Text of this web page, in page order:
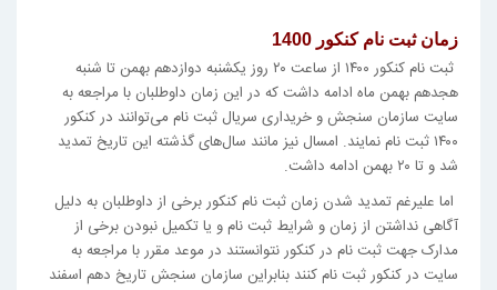
زمان ثبت نام کنکور 1400
ثبت نام کنکور ۱۴۰۰ از ساعت ۲۰ روز یکشنبه دوازدهم بهمن تا شنبه
هجدهم بهمن ماه ادامه داشت که در این زمان داوطلبان با مراجعه به
سایت سازمان سنجش و خریداری سریال ثبت نام می‌توانند در کنکور
۱۴۰۰ ثبت نام نمایند. امسال نیز مانند سال‌های گذشته این تاریخ تمدید
شد و تا ۲۰ بهمن ادامه داشت.
اما علیرغم تمدید شدن زمان ثبت نام کنکور برخی از داوطلبان به دلیل
آگاهی نداشتن از زمان و شرایط ثبت نام و یا تکمیل نبودن برخی از
مدارک جهت ثبت نام در کنکور نتوانستند در موعد مقرر با مراجعه به
سایت در کنکور ثبت نام کنند بنابراین سازمان سنجش تاریخ دهم اسفند